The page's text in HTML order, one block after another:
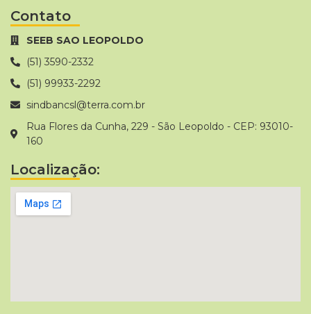
Contato
SEEB SAO LEOPOLDO
(51) 3590-2332
(51) 99933-2292
sindbancsl@terra.com.br
Rua Flores da Cunha, 229 - São Leopoldo - CEP: 93010-
160
Localização: